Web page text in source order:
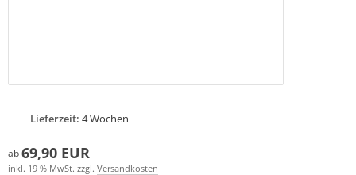
Lieferzeit: 4 Wochen
ab69,90 EUR
inkl. 19 % MwSt. zzgl. Versandkosten